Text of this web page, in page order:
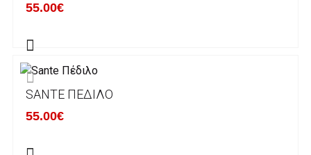
ΠΟΛΙΤΙΚΗ ΕΠΙΣΤΡΟΦΩΝ
55.00€
SANTE ΠΈΔΙΛΟ
55.00€